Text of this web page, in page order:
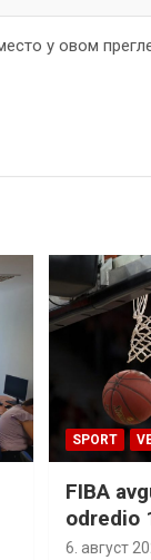
у овом
SPORT
FIBA
odredio
6. август